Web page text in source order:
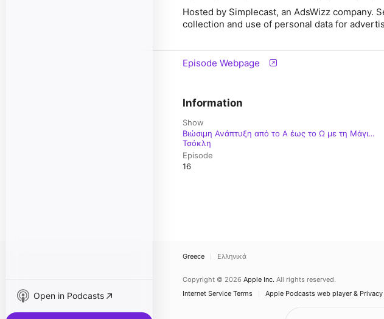
Open in Podcasts
Hosted by Simplecast, an AdsWizz company.
collection and use of personal data for
Episode Webpage
Information
Show
Βιώσιμη Ανάπτυξη από το Α έως το Ω με τη Μάγια
Τσόκλη
Episode
16
Greece Ελληνικά
Copyright © 2026 Apple Inc. All rights reserved.
Internet Service Terms
Apple Podcasts web player & Privacy